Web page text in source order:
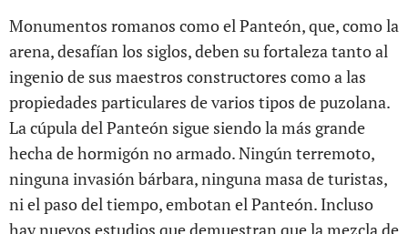
Monumentos romanos como el Panteón, que, como la
arena, desafían los siglos, deben su fortaleza tanto al
ingenio de sus maestros constructores como a las
propiedades particulares de varios tipos de puzolana.
La cúpula del Panteón sigue siendo la más grande
hecha de hormigón no armado. Ningún terremoto,
ninguna invasión bárbara, ninguna masa de turistas,
ni el paso del tiempo, embotan el Panteón. Incluso
hay nuevos estudios que demuestran que la mezcla de